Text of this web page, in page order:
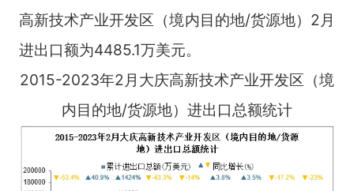
高新技术产业开发区（境内目的地/货源地）2月
进出口额为4485.1万美元。
2015-2023年2月大庆高新技术产业开发区（境
内目的地/货源地）进出口总额统计